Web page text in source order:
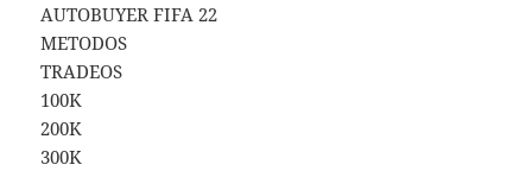
AUTOBUYER FIFA 22
METODOS
TRADEOS
100K
200K
300K